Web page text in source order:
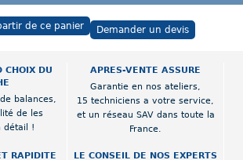
de ce panier Demander un devis
CHOIX DU
balances,
de les
détail !
APRES-VENTE ASSURE
Garantie en nos ateliers,
15 techniciens a votre service,
et un réseau SAV dans toute la
France.
RAPIDITE
LE CONSEIL DE NOS EXPERTS